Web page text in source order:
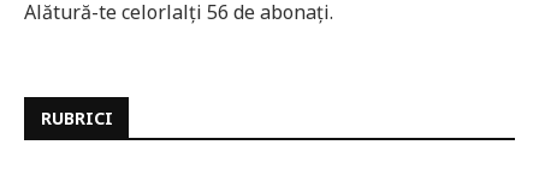
Alătură-te celorlalți 56 de abonați.
RUBRICI